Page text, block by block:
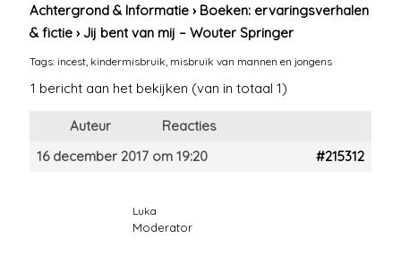
Achtergrond & Informatie › Boeken: ervaringsverhalen
& fictie › Jij bent van mij – Wouter Springer
Tags:incest kindermisbruik misbruik van mannen en jongens
1 bericht aan het bekijken (van in totaal 1)
Auteur
Reacties
16 december 2017 om 19:20
#215312
Luka
Moderator